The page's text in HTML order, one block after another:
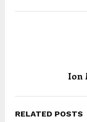
Ion
RELATED POSTS